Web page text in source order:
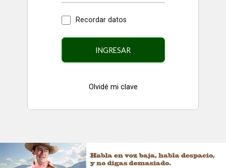
Recordar datos
INGRESAR
Olvidé mi clave